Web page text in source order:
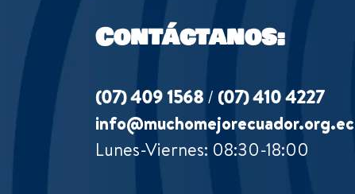
Contáctanos:
(07) 409 1568 / (07) 410 4227
info@muchomejorecuador.org.ec
Lunes-Viernes: 08:30-18:00